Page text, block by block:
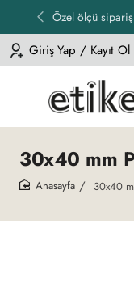
Özel ölçü
Giriş Yap / Kayıt Ol
30x40 mm
30x40